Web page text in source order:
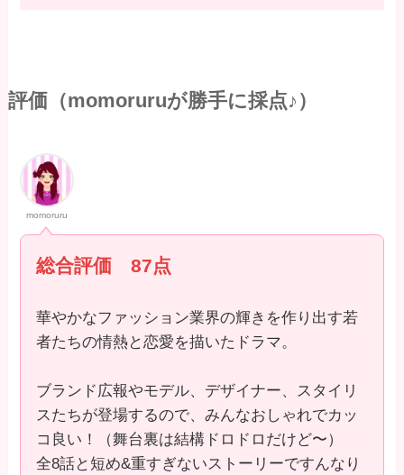
評価（momoruruが勝手に採点♪）
momoruru
総合評価 87点
華やかなファッション業界の輝きを作り出す若
者たちの情熱と恋愛を描いたドラマ。
ブランド広報やモデル、デザイナー、スタイリ
スたちが登場するので、みんなおしゃれでカッ
コ良い！（舞台裏は結構ドロドロだけど〜）
全8話と短め&重すぎないストーリーですんなり